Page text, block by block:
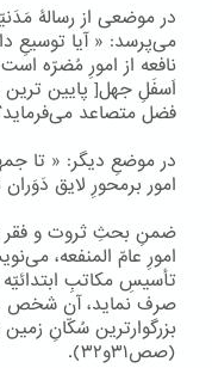
در موضعی از رسالۀ
می‌پرسد: « آیا توسیعِ
نافعه از امورِ مُضرّه
اَسفَلِ جهل[ پایین ترین
فضل متصاعد
در موضعِ دیگر: « تا
امور برمحورِ لایق دَوَران
ضمنِ بحثِ ثروت و فقر و
امورِ عامّ المنفعه،
تأسیسِ مکاتبِ
صرف نماید، آن شخص
بزرگوارترین سُکّانِ
(صص۳۱و۳۲).